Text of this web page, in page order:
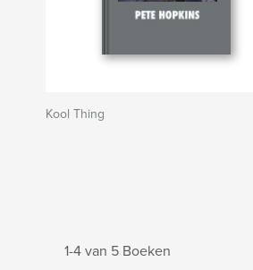
Kool Thing
1-4 van 5 Boeken